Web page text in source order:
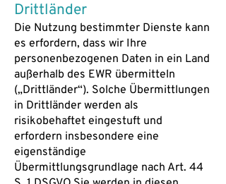
Drittländer
Die Nutzung bestimmter Dienste kann
es erfordern, dass wir Ihre
personenbezogenen Daten in ein Land
außerhalb des EWR übermitteln
(„Drittländer“). Solche Übermittlungen
in Drittländer werden als
risikobehaftet eingestuft und
erfordern insbesondere eine
eigenständige
Übermittlungsgrundlage nach Art. 44